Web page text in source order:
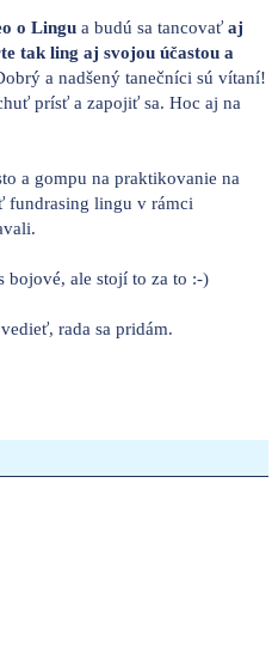
o Lingu a budú sa tancovať aj
tak ling aj svojou účastou a
a nadšený tanečníci sú vítaní!
prísť a zapojiť sa. Hoc aj na
a gompu na praktikovanie na
fundrasing lingu v rámci
bojové, ale stojí to za to :-)
rada sa pridám.